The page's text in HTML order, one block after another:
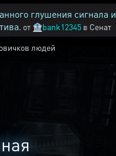
глушения сигнала и
от 🏦bank12345 в Сенат
людей